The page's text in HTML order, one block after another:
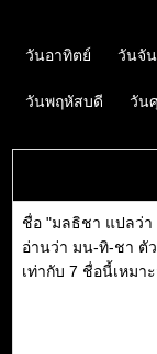
วันอาทิตย์ วันจั
วันพฤหัสบดี วัน
ชื่อ "มลธิชา แปลว่า
อ่านว่า มน-ทิ-ชา ตั
เท่ากับ 7 ชื่อนี้เหมา